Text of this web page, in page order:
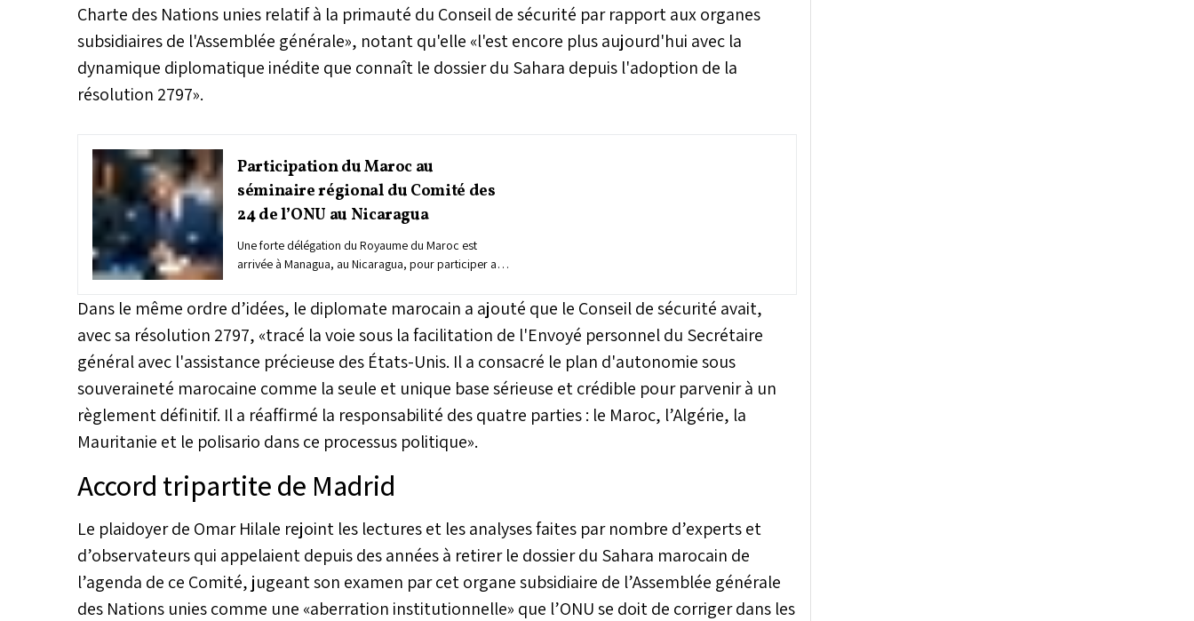
Charte des Nations unies relatif à la primauté du Conseil de sécurité par rapport aux organes
subsidiaires de l'Assemblée générale», notant qu'elle «l'est encore plus aujourd'hui avec la
dynamique diplomatique inédite que connaît le dossier du Sahara depuis l'adoption de la
résolution 2797».
Participation du Maroc au
séminaire régional du Comité des
24 de l’ONU au Nicaragua
Une forte délégation du Royaume du Maroc est
arrivée à Managua, au Nicaragua, pour participer au
pour les Caraïbes, qui se tient du 25 au 27 mai.
Dans le même ordre d’idées, le diplomate marocain a ajouté que le Conseil de sécurité avait,
avec sa résolution 2797, «tracé la voie sous la facilitation de l'Envoyé personnel du Secrétaire
général avec l'assistance précieuse des États-Unis. Il a consacré le plan d'autonomie sous
souveraineté marocaine comme la seule et unique base sérieuse et crédible pour parvenir à un
règlement définitif. Il a réaffirmé la responsabilité des quatre parties : le Maroc, l’Algérie, la
Mauritanie et le polisario dans ce processus politique».
Accord tripartite de Madrid
Le plaidoyer de Omar Hilale rejoint les lectures et les analyses faites par nombre d’experts et
d’observateurs qui appelaient depuis des années à retirer le dossier du Sahara marocain de
l’agenda de ce Comité, jugeant son examen par cet organe subsidiaire de l’Assemblée générale
des Nations unies comme une «aberration institutionnelle» que l’ONU se doit de corriger dans les